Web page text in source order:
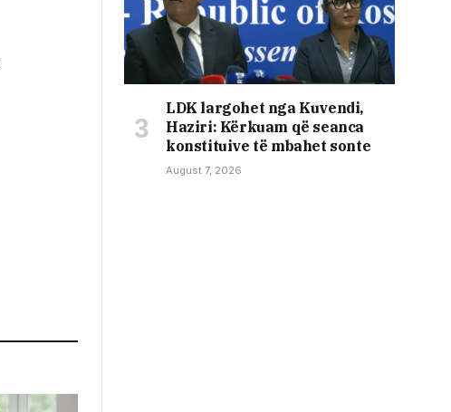
LDK largohet nga Kuvendi,
Haziri: Kërkuam që seanca
konstituive të mbahet sonte
August 7, 2026